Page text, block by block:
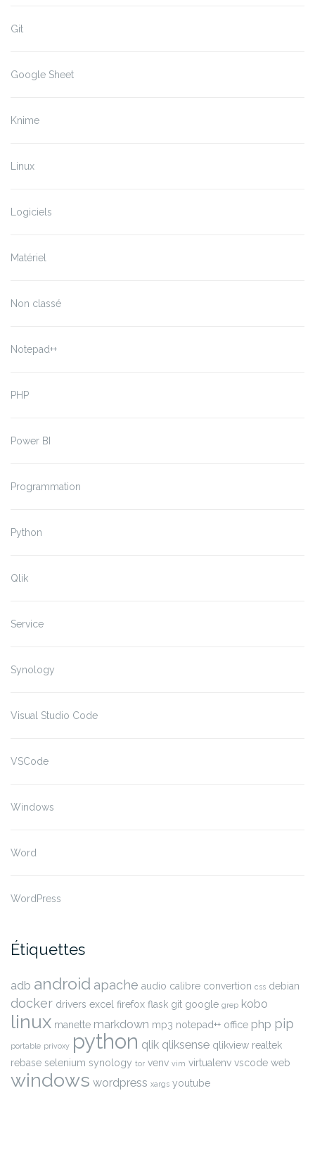
Git
Google Sheet
Knime
Linux
Logiciels
Matériel
Non classé
Notepad++
PHP
Power BI
Programmation
Python
Qlik
Service
Synology
Visual Studio Code
VSCode
Windows
Word
WordPress
Étiquettes
adb android apache audio calibre convertion css debian
docker drivers excel firefox flask git google grep kobo
linux manette markdown mp3 notepad++ office php pip
portable privoxy python qlik qliksense qlikview realtek
rebase selenium synology tor venv vim virtualenv vscode web
windows wordpress xargs youtube